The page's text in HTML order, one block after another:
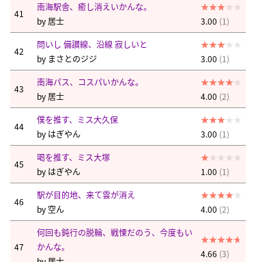
41
南海駅舎、癒し消えいかんな。
by 居士 3.00 (1)
42
問いし 備讃線、沿線 寂しいと
by まさとのジジ 3.00 (1)
43
南海パス、コスパいかんな。
by 居士 4.00 (2)
44
僕を推す、ミス大久保
by はぎやん 3.00 (1)
45
喝を推す、ミス大塚
by はぎやん 1.00 (1)
46
駅が目的地、来て雲が消え
by 空ん 4.00 (2)
47
何回も鈍行の脱輪、戦慄だのう、今度もい
かんな。
4.66 (3)